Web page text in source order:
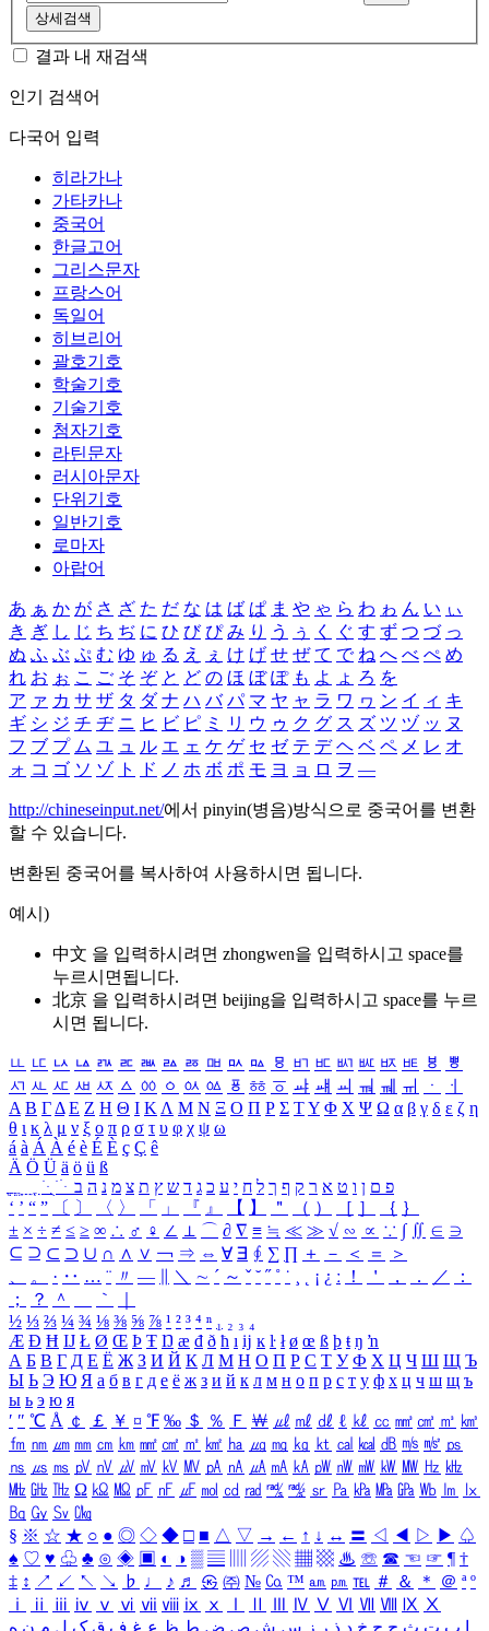
상세검색
결과 내 재검색
인기 검색어
다국어 입력
히라가나
가타카나
중국어
한글고어
그리스문자
프랑스어
독일어
히브리어
괄호기호
학술기호
기술기호
첨자기호
라틴문자
러시아문자
단위기호
일반기호
로마자
아랍어
あ ぁ か が さ ざ た だ な は ば ぱ ま や ゃ ら わ ゎ ん い ぃ
き ぎ し じ ち ぢ に ひ び ぴ み り う ぅ く ぐ す ず つ づ っ
ぬ ふ ぶ ぷ む ゆ ゅ る え ぇ け げ せ ぜ て で ね へ べ ぺ め
れ お ぉ こ ご そ ぞ と ど の ほ ぼ ぽ も よ ょ ろ を
ア ァ カ サ ザ タ ダ ナ ハ バ パ マ ヤ ャ ラ ワ ヮ ン イ ィ キ
ギ シ ジ チ ヂ ニ ヒ ビ ピ ミ リ ウ ゥ ク グ ス ズ ツ ヅ ッ ヌ
フ ブ プ ム ユ ュ ル エ ェ ケ ゲ セ ゼ テ デ ヘ ベ ペ メ レ オ
ォ コ ゴ ソ ゾ ト ド ノ ホ ボ ポ モ ヨ ョ ロ ヲ ―
http://chineseinput.net/에서 pinyin(병음)방식으로 중국어를 변환
할 수 있습니다.
변환된 중국어를 복사하여 사용하시면 됩니다.
예시)
中文 을 입력하시려면 zhongwen을 입력하시고 space를
누르시면됩니다.
北京 을 입력하시려면 beijing을 입력하시고 space를 누르
시면 됩니다.
ㅥ ㅦ ㅧ ㅨ ㅩ ㅪ ㅫ ㅬ ㅭ ㅮ ㅯ ㅰ ㅱ ㅲ ㅳ ㅴ ㅵ ㅶ ㅷ ㅸ
ㅹ
ㅺ ㅻ ㅼ ㅽ ㅾ ㅿ ㆀ ㆁ ㆂ ㆃ ㆄ ㆅ ㆆ ㆇ ㆈ ㆉ ㆊ ㆋ ㆌ ㆍ
ㆎ
Α Β ΓΔ Ε Ζ Η Θ Ι ΚΛ Μ Ν Ξ Ο Π Ρ Σ ΤΥ Φ Χ Ψ Ω α β γ δ ε ζ η
θ ι κ λ μ ν ξ ο π ρ σ τ υ φ χ ψ ω
á à Á À é è É È ç Ç ê
Ä Ö Ü ä ö ü ß
ִֶֹ ֻּ ׁׂ פ ם ן ו ט א ר ק ף ך ל ח י ע כ ג ד ש ץ ת צ מ נ ה ב
‘ ’ “ ” 〔 〕 〈 〉 「 」 『 』 【 】 ＂ （ ） ［ ］ ｛ ｝
± × ÷ ≠ ≤ ≥ ∞ ∴ ♂ ♀ ∠ ⊥ ⌒ ∂ ∇ ≡ ≒ ≪ ≫ √ ∽ ∝ ∵ ∫ ∬ ∈ ∋
⊆ ⊇ ⊂ ⊃ ∪ ∩ ∧ ∨ ￢ ⇒ ⇔ ∀ ∃ ∮ ∑ ∏ ＋ － ＜ ＝
＞
、
。 · ‥ … ¨ 〃 ― ＼ ∼ ´ ～ ˇ ˘ ˝ ˚ ˙ ¸ ¡ ¿ ː ！ ＇ ， ． ／
：
；
？ ＾ ｀
½ ⅓ ⅔ ¼ ¾ ⅛ ⅜ ⅝ ⅞ ¹ ² ³ ⁴ ⁿ ₁ ₂ ₃ ₄
Æ Ð Ħ Ĳ Ł Ø Œ Þ Ŧ Ŋ æ đ ð ħ ı ĳ ĸ ŀ ł ø œ ß þ ŧ ŋ ŉ
А Б В Г Д Е Ё Ж З И Й К Л М Н О П Р С Т У Ф Х Ц Ч Ш Щ Ъ
Ы Ь Э Ю Я а б в г д е ё ж з и й к л м н о п р с т у ф х ц ч ш щ ъ
ы ь э ю я
′ ″ ℃ Å ￠ ￡ ￥ ¤ ℉ ‰ ＄ ％ Ｆ ￦ ㎕ ㎖ ㎗ ℓ ㎘ ㏄ ㎣ ㎤ ㎥ ㎦
㎙ ㎚ ㎛ ㎜ ㎝ ㎞ ㎟ ㎠ ㎡ ㎢ ㏊ ㎍ ㎎ ㎏ ㏏ ㎈ ㎉ ㏈ ㎧ ㎨ ㎰
㎱ ㎲ ㎳ ㎴ ㎵ ㎶ ㎷ ㎸ ㎹ ㎀ ㎁ ㎂ ㎃ ㎄ ㎺ ㎻ ㎽ ㎾ ㎿ ㎐ ㎑
㎒ ㎓ ㎔ Ω ㏀ ㏁ ㎊ ㎋ ㎌ ㏖ ㏅ ㎭ ㎮ ㎯ ㏛ ㎩ ㎪ ㎫ ㎬ ㏝ ㏐
㏓
㏃ ㏉ ㏜ ㏆
§ ※ ☆ ★ ○ ● ◎ ◇ ◆ □ ■ △ ▽ → ← ↑ ↓ ↔ 〓 ◁ ◀ ▷ ▶ ♤
♠ ♡ ♥ ♧ ♣ ⊙ ◈ ▣ ◐ ◑ ▒ ▤ ▨ ▧ ▦ ▩ ♨ ☏ ☎ ☜ ☞ ¶ †
‡ ↕ ↗ ↙ ↖ ↘ ♭ ♩ ♪ ♬ ㉿ ㈜ № ㏇ ™ ㏂ ㏘ ℡ ＃ ＆ ＊ ＠ ª º
ⅰ
ⅱ ⅲ ⅳ ⅴ ⅵ ⅶ ⅷ ⅸ ⅹ Ⅳ Ⅴ Ⅵ Ⅶ Ⅷ Ⅸ Ⅹ